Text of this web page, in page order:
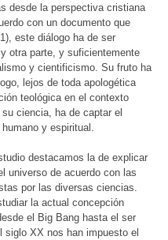
desde la perspectiva cristiana
con un documento que
este diálogo ha de ser
otra parte, y suficientemente
y cientificismo. Su fruto ha
lejos de toda apologética
teológica en el contexto
ciencia, ha de captar el
y espiritual.
destacamos la de explicar
universo de acuerdo con las
por las diversas ciencias.
la actual concepción
el Big Bang hasta el ser
siglo XX nos han impuesto el